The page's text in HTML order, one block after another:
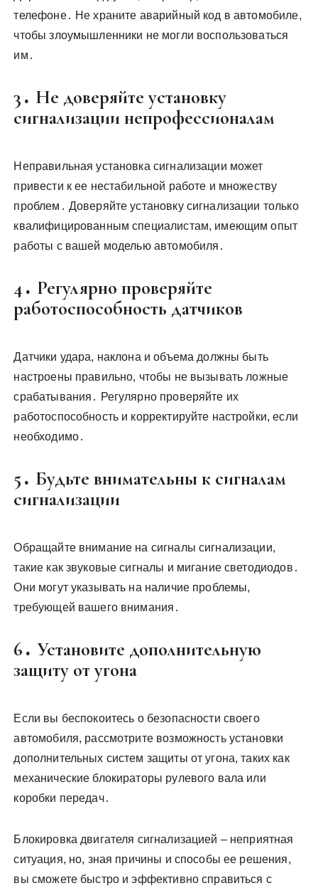
телефоне․ Не храните аварийный код в автомобиле,
чтобы злоумышленники не могли воспользоваться
им․
3․ Не доверяйте установку
сигнализации непрофессионалам
Неправильная установка сигнализации может
привести к ее нестабильной работе и множеству
проблем․ Доверяйте установку сигнализации только
квалифицированным специалистам, имеющим опыт
работы с вашей моделью автомобиля․
4․ Регулярно проверяйте
работоспособность датчиков
Датчики удара, наклона и объема должны быть
настроены правильно, чтобы не вызывать ложные
срабатывания․ Регулярно проверяйте их
работоспособность и корректируйте настройки, если
необходимо․
5․ Будьте внимательны к сигналам
сигнализации
Обращайте внимание на сигналы сигнализации,
такие как звуковые сигналы и мигание светодиодов․
Они могут указывать на наличие проблемы,
требующей вашего внимания․
6․ Установите дополнительную
защиту от угона
Если вы беспокоитесь о безопасности своего
автомобиля, рассмотрите возможность установки
дополнительных систем защиты от угона, таких как
механические блокираторы рулевого вала или
коробки передач․
Блокировка двигателя сигнализацией – неприятная
ситуация, но, зная причины и способы ее решения,
вы сможете быстро и эффективно справиться с